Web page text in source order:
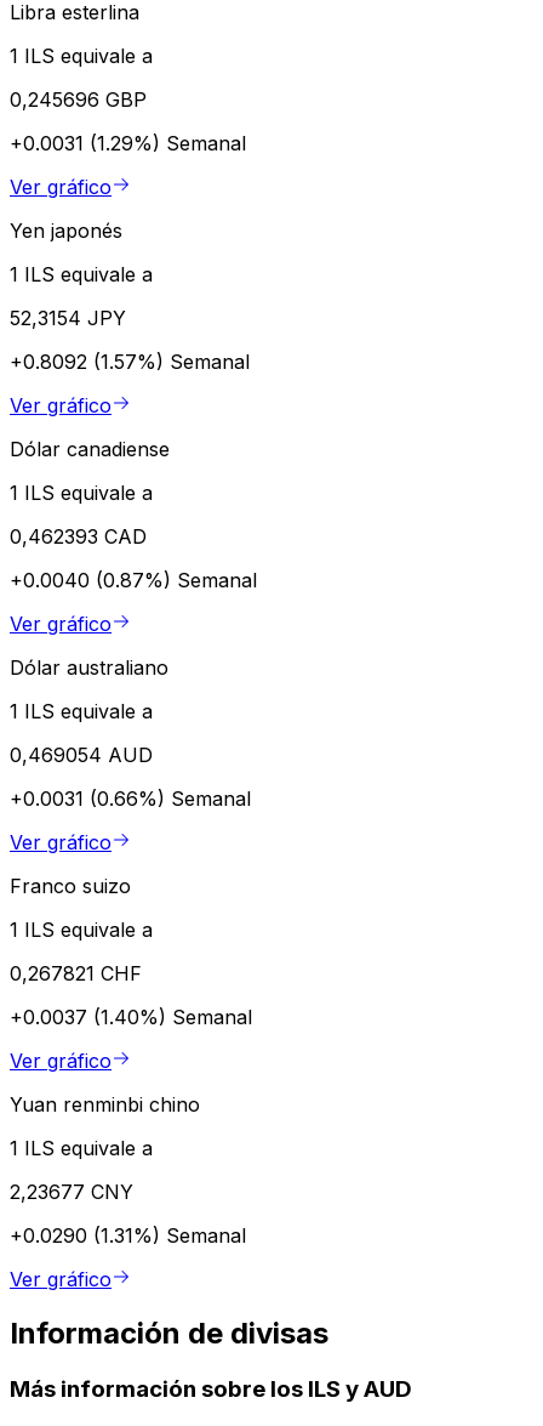
Libra esterlina
1 ILS equivale a
0,245696 GBP
+0.0031 (1.29%) Semanal
Ver gráfico
Yen japonés
1 ILS equivale a
52,3154 JPY
+0.8092 (1.57%) Semanal
Ver gráfico
Dólar canadiense
1 ILS equivale a
0,462393 CAD
+0.0040 (0.87%) Semanal
Ver gráfico
Dólar australiano
1 ILS equivale a
0,469054 AUD
+0.0031 (0.66%) Semanal
Ver gráfico
Franco suizo
1 ILS equivale a
0,267821 CHF
+0.0037 (1.40%) Semanal
Ver gráfico
Yuan renminbi chino
1 ILS equivale a
2,23677 CNY
+0.0290 (1.31%) Semanal
Ver gráfico
Información de divisas
Más información sobre los ILS y AUD